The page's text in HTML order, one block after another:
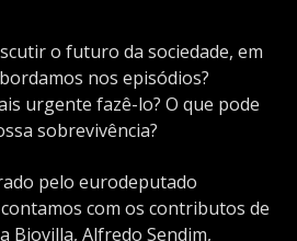
o futuro da sociedade, em
nos episódios?
urgente fazê-lo? O que pode
sobrevivência?
pelo eurodeputado
com os contributos de
Biovilla, Alfredo Sendim,